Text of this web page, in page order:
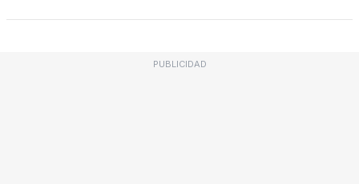
PUBLICIDAD